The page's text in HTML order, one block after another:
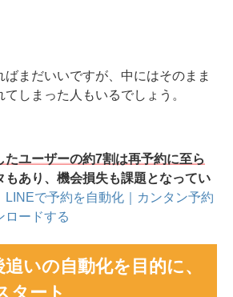
ばまだいいですが、中にはそのまま
しまった人もいるでしょう。
たユーザーの約7割は再予約に至ら
もあり、機会損失も課題となってい
で予約を自動化｜カンタン予約
ロードする
いの自動化を目的に、
タート